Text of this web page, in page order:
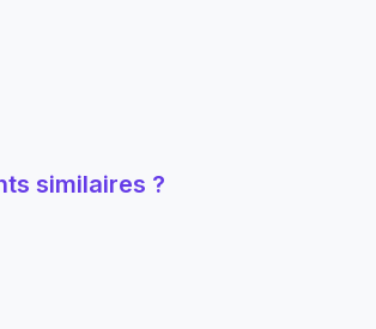
similaires ?